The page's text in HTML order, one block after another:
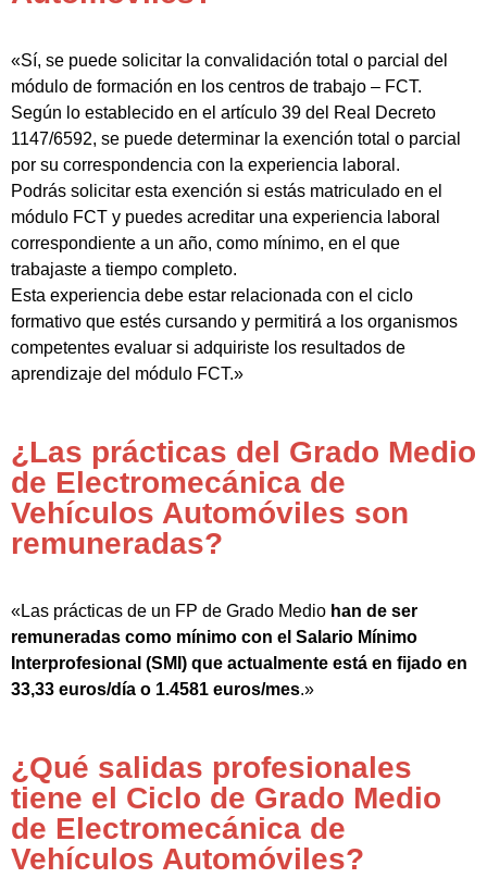
«Sí, se puede solicitar la convalidación total o parcial del
módulo de formación en los centros de trabajo – FCT.
Según lo establecido en el artículo 39 del Real Decreto
1147/6592, se puede determinar la exención total o parcial
por su correspondencia con la experiencia laboral.
Podrás solicitar esta exención si estás matriculado en el
módulo FCT y puedes acreditar una experiencia laboral
correspondiente a un año, como mínimo, en el que
trabajaste a tiempo completo.
Esta experiencia debe estar relacionada con el ciclo
formativo que estés cursando y permitirá a los organismos
competentes evaluar si adquiriste los resultados de
aprendizaje del módulo FCT.»
¿Las prácticas del Grado Medio
de Electromecánica de
Vehículos Automóviles son
remuneradas?
«Las prácticas de un FP de Grado Medio han de ser
remuneradas como mínimo con el Salario Mínimo
Interprofesional (SMI) que actualmente está en fijado en
33,33 euros/día o 1.4581 euros/mes.»
¿Qué salidas profesionales
tiene el Ciclo de Grado Medio
de Electromecánica de
Vehículos Automóviles?